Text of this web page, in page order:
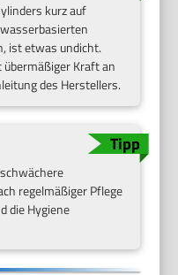
kurz auf
ist etwas undicht.
Kraft an
des Herstellers.
regelmäßiger Pflege
die Hygiene